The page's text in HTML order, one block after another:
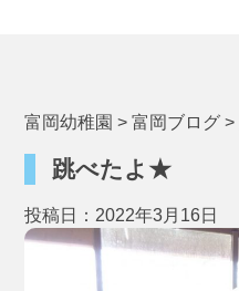
富岡幼稚園 >富岡ブログ >
跳べたよ★
投稿日：2022年3月16日